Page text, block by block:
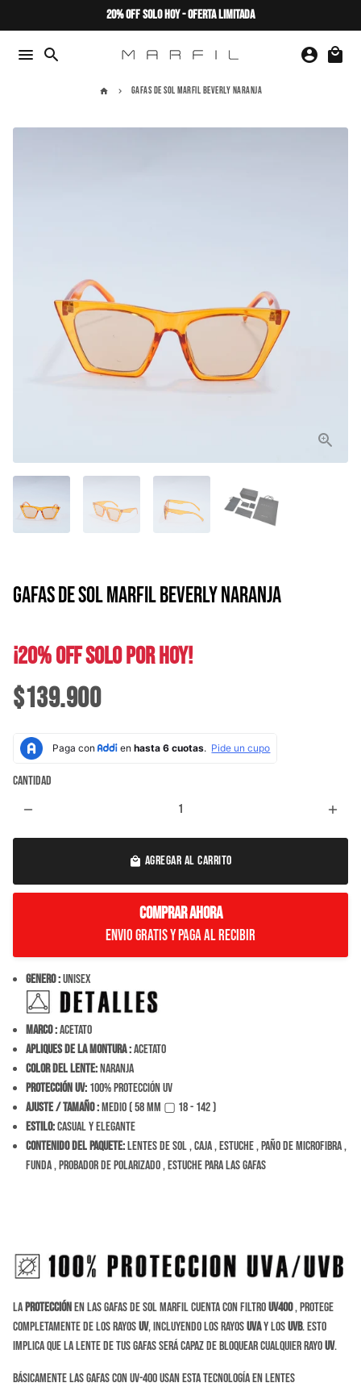
directamente
20% OFF SOLO HOY - OFERTA LIMITADA
menu search account_circle local_mall
home keyboard_arrow_right GAFAS DE SOL MARFIL BEVERLY NARANJA
GAFAS DE SOL MARFIL BEVERLY NARANJA
¡20% OFF SOLO POR HOY!
$139.900
Cantidad
remove add
local_mall AGREGAR AL CARRITO
COMPRAR AHORA
Envio Gratis y paga al recibir
Genero :Unisex
Marco :ACETATO
Apliques de la montura :ACETATO
Color del Lente:NARANJA
Protección Uv: 100% Protección Uv
Ajuste / tamaño:Medio ( 58 mm ▢ 18 - 142 )
Estilo:Casual y Elegante
Contenido del Paquete:Lentes de sol , caja , estuche , paño de microfibra ,
funda , probador de polarizado , estuche para las gafas
Laprotecciónen las gafas de sol Marfil cuenta con filtroUV400, protege
completamente de los rayosUV, incluyendo los rayosUVAy losUVB. Esto
implica que la lente de tus gafas será capaz de bloquear cualquier rayoUV.
Básicamente las gafas con UV-400 usan esta tecnología en lentes